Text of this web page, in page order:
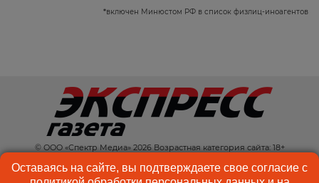
*включен Минюстом РФ в список физлиц-иноагентов
© ООО «Спектр Медиа» 2026 Возрастная категория сайта: 18+
КОНТАКТЫ РЕКЛАМА
Оставаясь на сайте, вы подтверждаете свое согласие с